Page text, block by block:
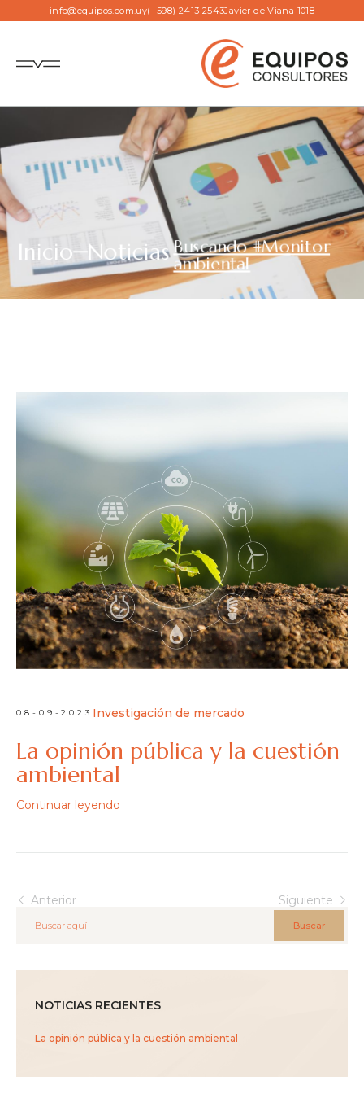
info@equipos.com.uy(+598) 2413 2543Javier de Viana 1018
Inicio NoticiasBuscando #Monitor
ambiental
08-09-2023 Investigación de mercado
La opinión pública y la cuestión
ambiental
Continuar leyendo
Anterior Siguiente
Buscar
NOTICIAS RECIENTES
La opinión pública y la cuestión ambiental